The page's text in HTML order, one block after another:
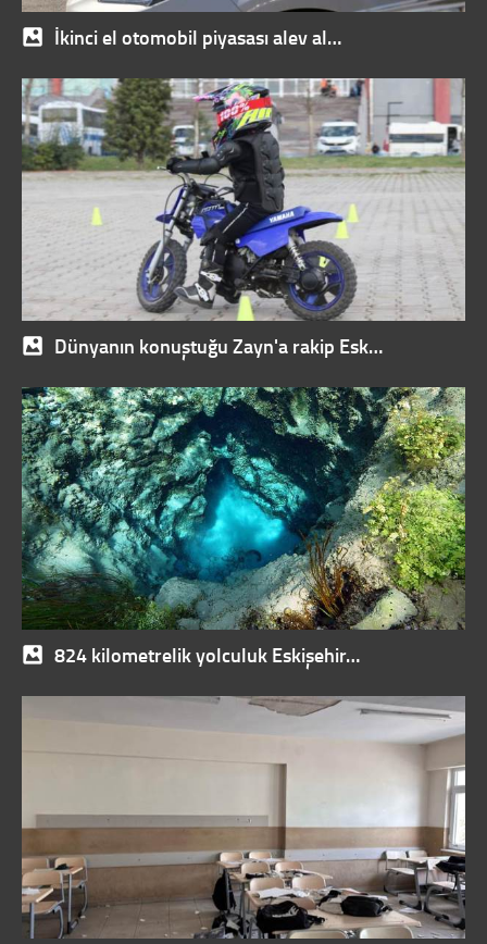
İkinci el otomobil piyasası alev al…
Dünyanın konuştuğu Zayn'a rakip Esk…
824 kilometrelik yolculuk Eskişehir…